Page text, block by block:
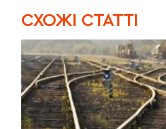
CХОЖІ СТАТТІ